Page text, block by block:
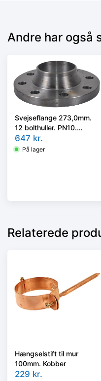
Andre har også
Svejseflange 273,0mm.
12 bolthuller. PN10.
EN1092-1/11, P250GH
647 kr.
På lager
Relaterede
Hængselstift til mur
100mm. Kobber
229 kr.